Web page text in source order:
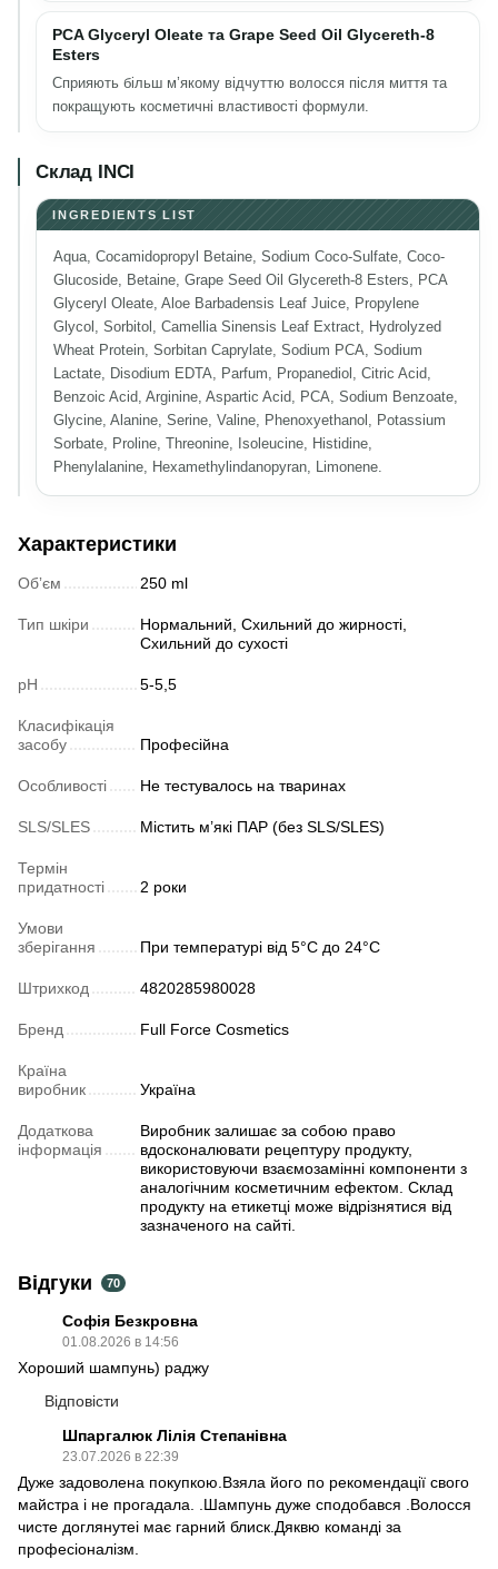
PCA Glyceryl Oleate та Grape Seed Oil Glycereth-8
Esters
Сприяють більш м’якому відчуттю волосся після миття та
покращують косметичні властивості формули.
Склад INCI
INGREDIENTS LIST
Aqua, Cocamidopropyl Betaine, Sodium Coco-Sulfate, Coco-
Glucoside, Betaine, Grape Seed Oil Glycereth-8 Esters, PCA
Glyceryl Oleate, Aloe Barbadensis Leaf Juice, Propylene
Glycol, Sorbitol, Camellia Sinensis Leaf Extract, Hydrolyzed
Wheat Protein, Sorbitan Caprylate, Sodium PCA, Sodium
Lactate, Disodium EDTA, Parfum, Propanediol, Citric Acid,
Benzoic Acid, Arginine, Aspartic Acid, PCA, Sodium Benzoate,
Glycine, Alanine, Serine, Valine, Phenoxyethanol, Potassium
Sorbate, Proline, Threonine, Isoleucine, Histidine,
Phenylalanine, Hexamethylindanopyran, Limonene.
Характеристики
Обʼєм 250 ml
Тип шкіри
Нормальний, Схильний до жирності,
Схильний до сухості
pH 5-5,5
Класифікація
засобу
Професійна
Особливості Не тестувалось на тваринах
SLS/SLES Містить м’які ПАР (без SLS/SLES)
Термін
придатності
2 роки
Умови
зберігання
При температурі від 5°C до 24°C
Штрихкод 4820285980028
Бренд Full Force Cosmetics
Країна
виробник
Україна
Додаткова
інформація
Виробник залишає за собою право
вдосконалювати рецептуру продукту,
використовуючи взаємозамінні компоненти з
аналогічним косметичним ефектом. Склад
продукту на етикетці може відрізнятися від
зазначеного на сайті.
Відгуки 70
Софія Безкровна
01.08.2026 в 14:56
Хороший шампунь) раджу
Відповісти
Шпаргалюк Лілія Степанівна
23.07.2026 в 22:39
Дуже задоволена покупкою.Взяла його по рекомендації свого
майстра і не прогадала. .Шампунь дуже сподобався .Волосся
чисте доглянутеі має гарний блиск.Дяквю команді за
професіоналізм.